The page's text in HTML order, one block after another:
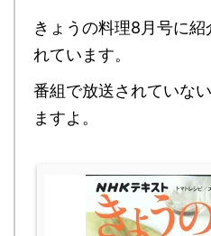
きょうの料理8月号に
れています。
番組で放送されていな
ますよ。